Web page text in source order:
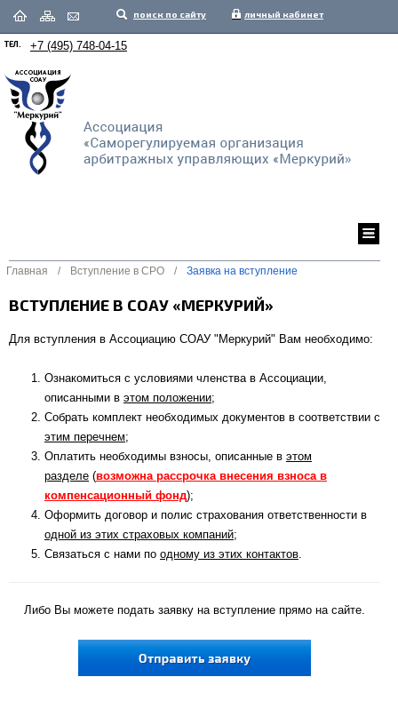
поиск по сайту личный кабинет
ТЕЛ. +7 (495) 748-04-15
Главная / Вступление в СРО / Заявка на вступление
ВСТУПЛЕНИЕ В СОАУ «МЕРКУРИЙ»
Для вступления в Ассоциацию СОАУ "Меркурий" Вам необходимо:
Ознакомиться с условиями членства в Ассоциации,
описанными в этом положении;
Собрать комплект необходимых документов в соответствии с
этим перечнем;
Оплатить необходимы взносы, описанные в этом
разделе (возможна рассрочка внесения взноса в
компенсационный фонд);
Оформить договор и полис страхования ответственности в
одной из этих страховых компаний;
Связаться с нами по одному из этих контактов.
Либо Вы можете подать заявку на вступление прямо на сайте.